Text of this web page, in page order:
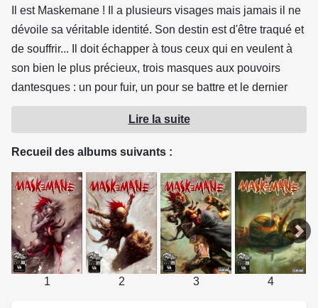
Il est Maskemane ! Il a plusieurs visages mais jamais il ne
dévoile sa véritable identité. Son destin est d'être traqué et
de souffrir... Il doit échapper à tous ceux qui en veulent à
son bien le plus précieux, trois masques aux pouvoirs
dantesques : un pour fuir, un pour se battre et le dernier
pour les situations sans espoir. Une bande de mercenaires
peu scrupuleux, un couple de Vampyres déterminé et un
roi des Roublards très envieux...
Qui sait vraiment de quoi ce Zobal est capable ?
Source : Ankama Éditions
Lire la suite
Recueil des albums suivants :
1 2 3 4